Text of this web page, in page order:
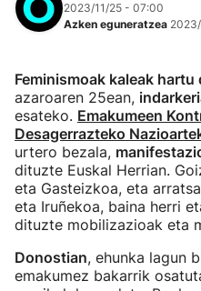
2023/11/25 - 07:00
Azken eguneratzea
Feminismoak kaleak hartu
azaroaren 25ean,
esateko. Emakumeen
Desagerrazteko
urtero bezala,
dituzte Euskal Herrian.
eta Gasteizkoa, eta
eta Iruñekoa, baina herri
dituzte mobilizazioak eta
Donostian, ehunka lagun
emakumez bakarrik